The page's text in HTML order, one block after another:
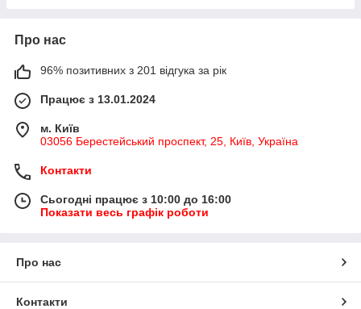
Про нас
96% позитивних з 201 відгука за рік
Працює з 13.01.2024
м. Київ
03056 Берестейський проспект, 25, Київ, Україна
Контакти
Сьогодні працює з 10:00 до 16:00
Показати весь графік роботи
Про нас
Контакти